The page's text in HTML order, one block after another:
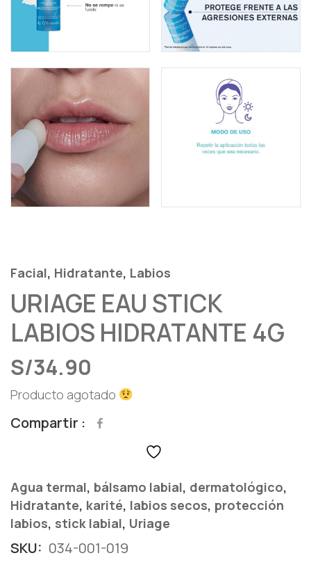
Facial, Hidratante, Labios
URIAGE EAU STICK
LABIOS HIDRATANTE 4G
S/34.90
Producto agotado
Compartir
Agua termal, bálsamo labial, dermatológico,
Hidratante, karité, labios secos, protección
labios, stick labial, Uriage
SKU: 034-001-019